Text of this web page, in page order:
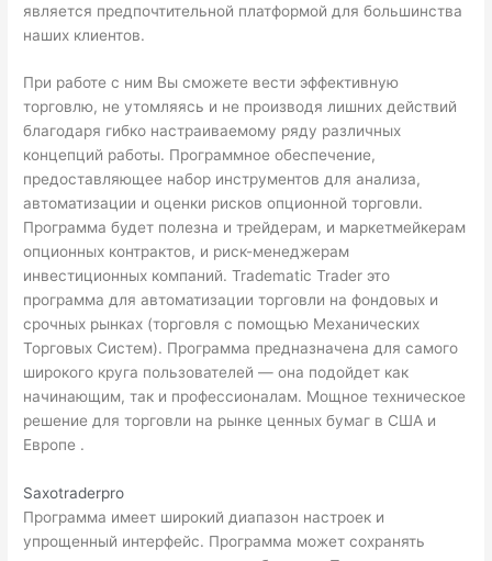
является предпочтительной платформой для большинства
наших клиентов.
При работе с ним Вы сможете вести эффективную
торговлю, не утомляясь и не производя лишних действий
благодаря гибко настраиваемому ряду различных
концепций работы. Программное обеспечение,
предоставляющее набор инструментов для анализа,
автоматизации и оценки рисков опционной торговли.
Программа будет полезна и трейдерам, и маркетмейкерам
опционных контрактов, и риск-менеджерам
инвестиционных компаний. Tradematic Trader это
программа для автоматизации торговли на фондовых и
срочных рынках (торговля с помощью Механических
Торговых Систем). Программа предназначена для самого
широкого круга пользователей — она подойдет как
начинающим, так и профессионалам. Мощное техническое
решение для торговли на рынке ценных бумаг в США и
Европе .
Saxotraderpro
Программа имеет широкий диапазон настроек и
упрощенный интерфейс. Программа может сохранять